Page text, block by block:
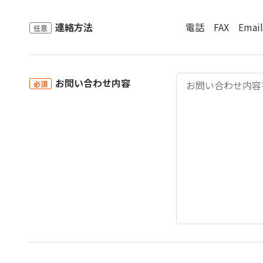
任意 連絡方法 電話 FAX Email
必須 お問い合わせ内容